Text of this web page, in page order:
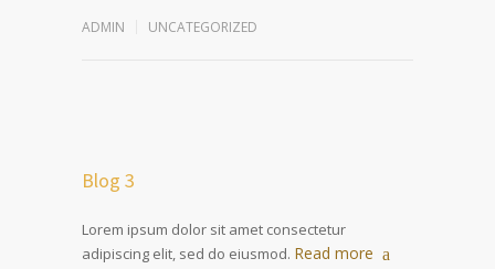
ADMIN UNCATEGORIZED
Blog 3
Lorem ipsum dolor sit amet consectetur
adipiscing elit, sed do eiusmod. Read more